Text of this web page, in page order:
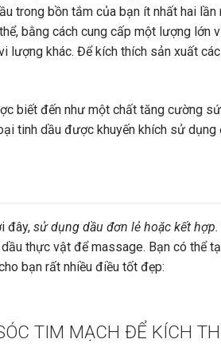
trong bồn tắm của bạn ít nhất hai
bằng cách cung cấp một lượng lớn
lượng khác. Để kích thích sản xuất
biết đến như một chất tăng cường
tinh dầu được khuyến khích sử dụng
đây, sử dụng dầu đơn lẻ hoặc kết hợp.
thực vật để massage. Bạn có thể
bạn rất nhiều điều tốt đẹp:
TIM MẠCH ĐỂ KÍCH